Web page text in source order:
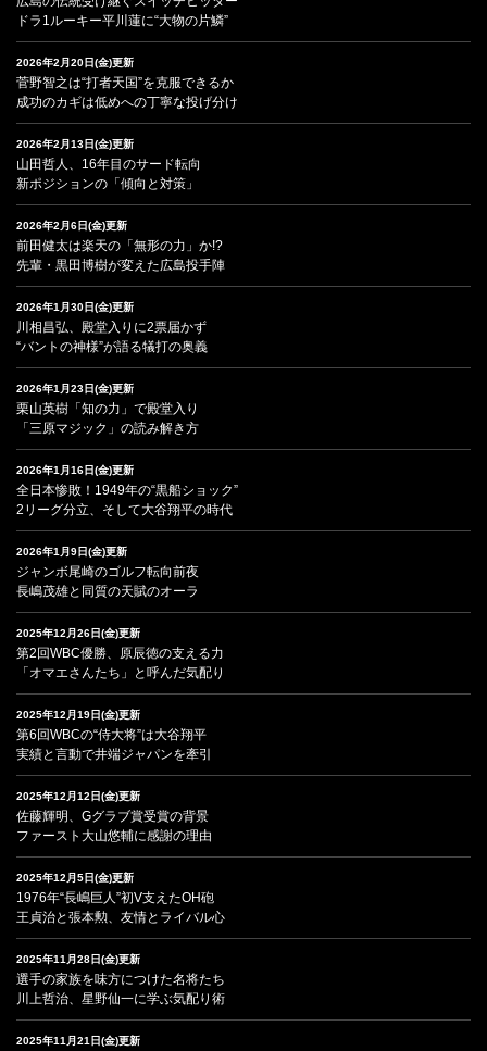
ドラ1ルーキー平川蓮に“大物の片鱗”
2026年2月20日(金)更新
菅野智之は“打者天国”を克服できるか
成功のカギは低めへの丁寧な投げ分け
2026年2月13日(金)更新
山田哲人、16年目のサード転向
新ポジションの「傾向と対策」
2026年2月6日(金)更新
前田健太は楽天の「無形の力」か!?
先輩・黒田博樹が変えた広島投手陣
2026年1月30日(金)更新
川相昌弘、殿堂入りに2票届かず
“バントの神様”が語る犠打の奥義
2026年1月23日(金)更新
栗山英樹「知の力」で殿堂入り
「三原マジック」の読み解き方
2026年1月16日(金)更新
全日本惨敗！1949年の“黒船ショック”
2リーグ分立、そして大谷翔平の時代
2026年1月9日(金)更新
ジャンボ尾崎のゴルフ転向前夜
長嶋茂雄と同質の天賦のオーラ
2025年12月26日(金)更新
第2回WBC優勝、原辰徳の支える力
「オマエさんたち」と呼んだ気配り
2025年12月19日(金)更新
第6回WBCの“侍大将”は大谷翔平
実績と言動で井端ジャパンを牽引
2025年12月12日(金)更新
佐藤輝明、Gグラブ賞受賞の背景
ファースト大山悠輔に感謝の理由
2025年12月5日(金)更新
1976年“長嶋巨人”初V支えたOH砲
王貞治と張本勲、友情とライバル心
2025年11月28日(金)更新
選手の家族を味方につけた名将たち
川上哲治、星野仙一に学ぶ気配り術
2025年11月21日(金)更新